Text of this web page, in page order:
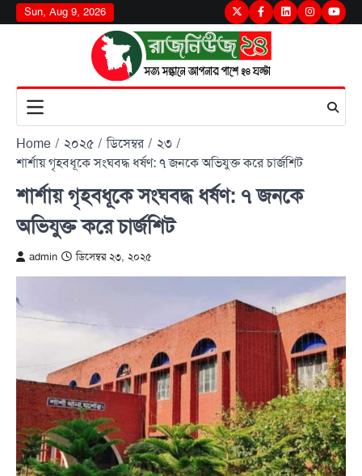
Skip
to
Sun, Aug 9, 2026 TwitterFacebook
LinkedInInstagram
Home ২০২৫ ডিসেম্বর
২৩
শার্শায় গৃহবধূকে সংঘবদ্ধ ধর্ষণ: ৭ জনকে অভিযুক্ত করে চার্জশিট
শার্শায় গৃহবধূকে সংঘবদ্ধ ধর্ষণ: ৭ জনকে
অভিযুক্ত করে চার্জশিট
admin ডিসেম্বর ২৩, ২০২৫